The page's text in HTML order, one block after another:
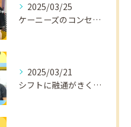
2025/03/25
ケーニーズのコンセプトをご紹介！
2025/03/21
シフトに融通がきくから